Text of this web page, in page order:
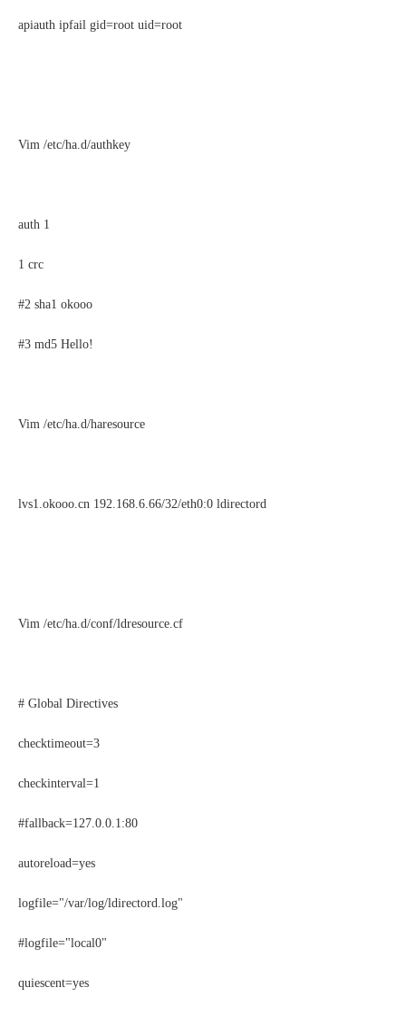
apiauth ipfail gid=root uid=root
Vim /etc/ha.d/authkey
auth 1
1 crc
#2 sha1 okooo
#3 md5 Hello!
Vim /etc/ha.d/haresource
lvs1.okooo.cn 192.168.6.66/32/eth0:0 ldirectord
Vim /etc/ha.d/conf/ldresource.cf
# Global Directives
checktimeout=3
checkinterval=1
#fallback=127.0.0.1:80
autoreload=yes
logfile="/var/log/ldirectord.log"
#logfile="local0"
quiescent=yes